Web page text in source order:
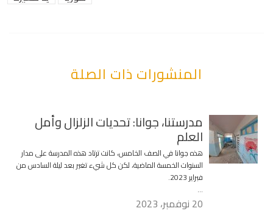
المنشورات ذات الصلة
مدرستنا، جوانا: تحديات الزلزال وأمل
العلم
هذه جوانا في الصف الخامس، كانت ترتاد هذه المدرسة على مدار
السنوات الخمسة الماضية، لكن كل شيء تغير بعد ليلة السادس من
فبراير 2023.
…
20 نوفمبر، 2023